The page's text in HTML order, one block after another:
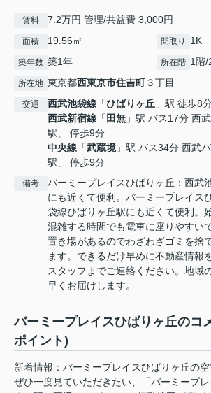
賃料 7.2万円 管理/共益費 3,000円
面積 19.56㎡ 間取り 1K
築年数 築1年 所在階 1階/
所在地 東京都西東京市住吉町３丁目
交通 西武池袋線 「ひばりヶ丘 」駅 徒歩8
西武新宿線 「 田無 」駅 バス17分 西
駅」 停歩9分
中央線 「武蔵境」駅 バス34分 西武
駅」 停歩9分
備考
バーミープレイスひばりヶ丘：西武
にも近くて便利。バーミープレイス
袋線ひばりヶ丘駅にも近くて便利。
混雑する時間でも電車に座りやすい
置き場があるのでわざわざゴミを捨
ます。できるだけ早めに不動産情報
スタッフまでご連絡ください。地域
早くお届けします。
バーミープレイスひばりヶ丘のコ
ポイント)
新着情報：バーミープレイスひばりヶ丘の空
ぜひ一度見ていただきたい、「バーミープ